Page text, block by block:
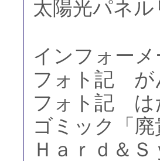
太陽光パネ
インフォー
フォト記 が
フォト記 は
ゴミック「廃
Ｈａｒｄ＆